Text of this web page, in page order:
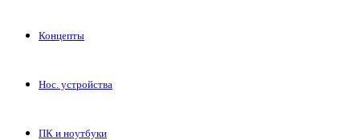
Концепты
Нос. устройства
ПК и ноутбуки